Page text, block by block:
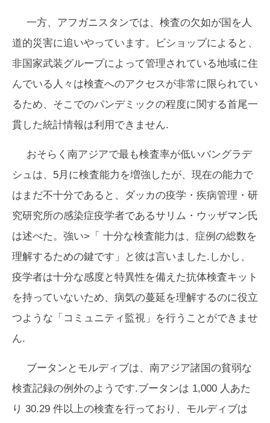
一方、アフガニスタンでは、検査の欠如が国を人
道的災害に追いやっています。ビショップによると、
非国家武装グループによって管理されている地域に住
んでいる人々は検査へのアクセスが非常に限られてい
るため、そこでのパンデミックの程度に関する首尾一
貫した統計情報は利用できません.
おそらく南アジアで最も検査率が低いバングラデ
シュは、5月に検査能力を増強したが、現在の能力で
はまだ不十分であると、ダッカの疫学・疾病管理・研
究研究所の感染症疫学者であるサリム・ウッザマン氏
は述べた。強い>「 十分な検査能力は、症例の総数を
理解するための鍵です」と彼は言いました.しかし、
疫学者は十分な感度と特異性を備えた抗体検査キット
を持っていないため、病気の蔓延を理解するのに役立
つような「コミュニティ監視」を行うことができませ
ん.
ブータンとモルディブは、南アジア諸国の貧弱な
検査記録の例外のようです.ブータンは 1,000 人あた
り 30.29 件以上の検査を行っており、モルディブは